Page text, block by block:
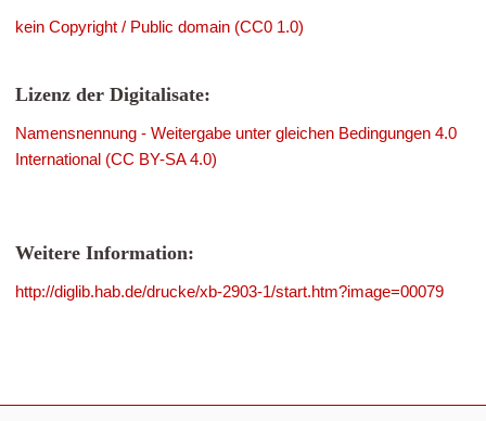
kein Copyright / Public domain (CC0 1.0)
Lizenz der Digitalisate:
Namensnennung - Weitergabe unter gleichen Bedingungen 4.0
International (CC BY-SA 4.0)
Weitere Information:
http://diglib.hab.de/drucke/xb-2903-1/start.htm?image=00079